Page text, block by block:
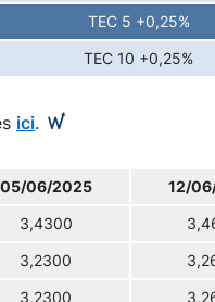
TEC 5 +0,25%
TEC 10 +0,25%
ici.
05/06/2025 12/
3,4300
3,2300
3,2300